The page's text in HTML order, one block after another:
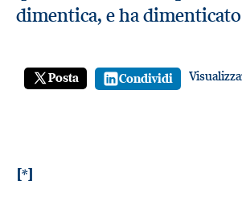
dimentica, e ha
Posta Condividi
[*]